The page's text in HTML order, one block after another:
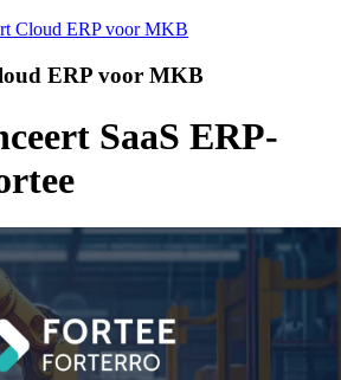
Cloud ERP voor MKB
ERP voor MKB
SaaS ERP-